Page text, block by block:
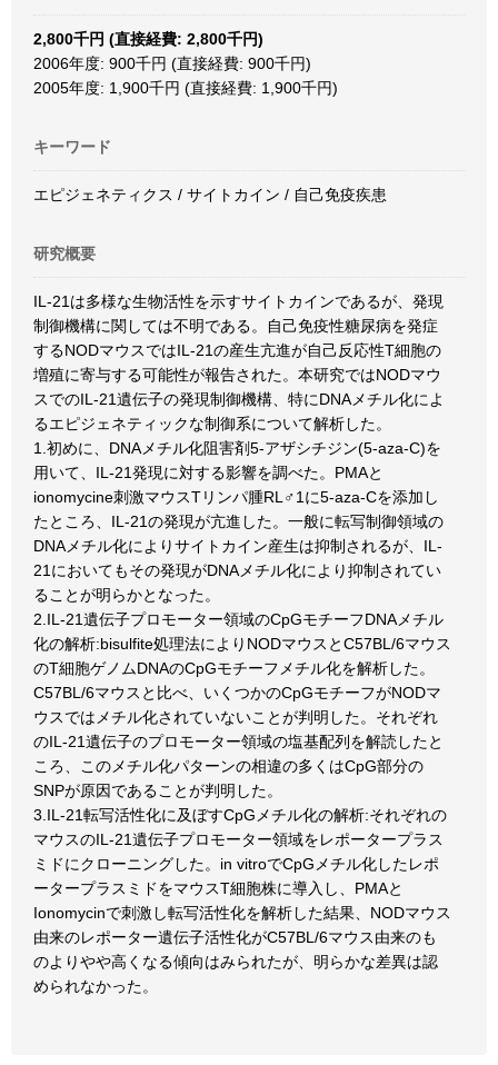
2,800千円 (直接経費: 2,800千円)
2006年度: 900千円 (直接経費: 900千円)
2005年度: 1,900千円 (直接経費: 1,900千円)
キーワード
エピジェネティクス / サイトカイン / 自己免疫疾患
研究概要
IL-21は多様な生物活性を示すサイトカインであるが、発現
制御機構に関しては不明である。自己免疫性糖尿病を発症
するNODマウスではIL-21の産生亢進が自己反応性T細胞の
増殖に寄与する可能性が報告された。本研究ではNODマウ
スでのIL-21遺伝子の発現制御機構、特にDNAメチル化によ
るエピジェネティックな制御系について解析した。
1.初めに、DNAメチル化阻害剤5-アザシチジン(5-aza-C)を
用いて、IL-21発現に対する影響を調べた。PMAと
ionomycine刺激マウスTリンパ腫RL♂1に5-aza-Cを添加し
たところ、IL-21の発現が亢進した。一般に転写制御領域の
DNAメチル化によりサイトカイン産生は抑制されるが、IL-
21においてもその発現がDNAメチル化により抑制されてい
ることが明らかとなった。
2.IL-21遺伝子プロモーター領域のCpGモチーフDNAメチル
化の解析:bisulfite処理法によりNODマウスとC57BL/6マウス
のT細胞ゲノムDNAのCpGモチーフメチル化を解析した。
C57BL/6マウスと比べ、いくつかのCpGモチーフがNODマ
ウスではメチル化されていないことが判明した。それぞれ
のIL-21遺伝子のプロモーター領域の塩基配列を解読したと
ころ、このメチル化パターンの相違の多くはCpG部分の
SNPが原因であることが判明した。
3.IL-21転写活性化に及ぼすCpGメチル化の解析:それぞれの
マウスのIL-21遺伝子プロモーター領域をレポータープラス
ミドにクローニングした。in vitroでCpGメチル化したレポ
ータープラスミドをマウスT細胞株に導入し、PMAと
Ionomycinで刺激し転写活性化を解析した結果、NODマウス
由来のレポーター遺伝子活性化がC57BL/6マウス由来のも
のよりやや高くなる傾向はみられたが、明らかな差異は認
められなかった。